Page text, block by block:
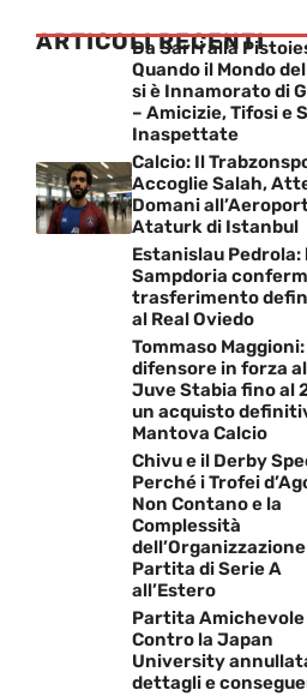
ARTICOLI RECENTI
Da Sarri alla
Quando il Mondo
si è Innamorato di
– Amicizie, Tifosi e
Inaspettate
Calcio: Il
Accoglie Salah,
Domani
Ataturk di Istanbul
Estanislau Pedrola:
Sampdoria
trasferimento
al Real Oviedo
Tommaso Maggioni:
difensore in forza
Juve Stabia fino al
un acquisto
Mantova Calcio
Chivu e il Derby
Perché i Trofei
Non Contano e la
Complessità
Partita di Serie A
all’Estero
Partita Amichevole
Contro la Japan
University
dettagli e